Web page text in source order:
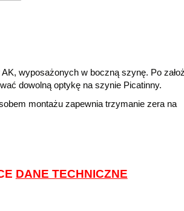
wyposażonych w boczną szynę. Po
dowolną optykę na szynie Picatinny.
montażu zapewnia trzymanie zera na
DANE TECHNICZNE